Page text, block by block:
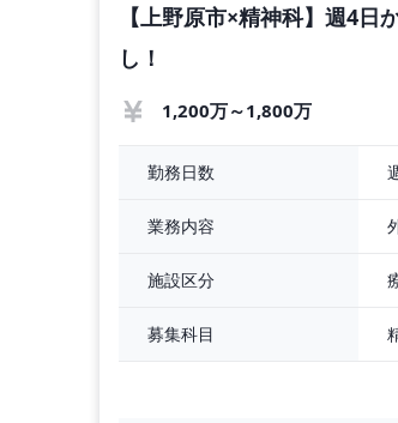
【勤務条件】
◇ 勤務時間
【上野原市×精神科】週4
し！
1,200万～1,800万
勤務日数
業務内容
施設区分
募集科目